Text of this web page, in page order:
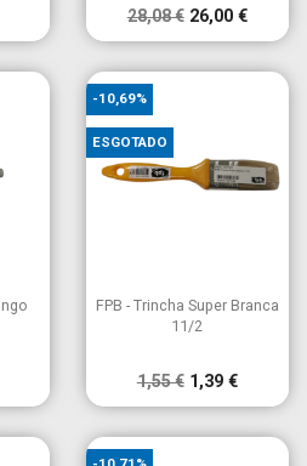
28,08 € 26,00 €
Vista rápida
FPB - Trincha Super Branca
11/2
1,55 € 1,39 €
-10,69%
ESGOTADO